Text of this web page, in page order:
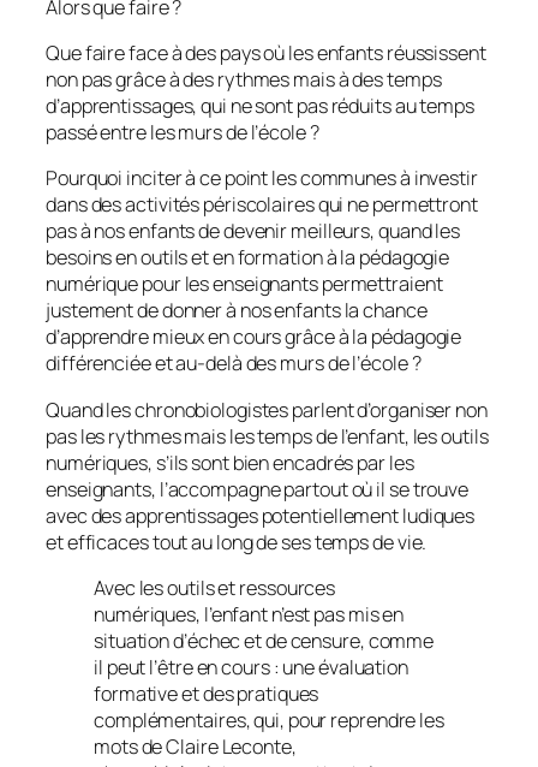
Alors que faire ?
Que faire face à des pays où les enfants réussissent
non pas grâce à des rythmes mais à des temps
d’apprentissages, qui ne sont pas réduits au temps
passé entre les murs de l’école ?
Pourquoi inciter à ce point les communes à investir
dans des activités périscolaires qui ne permettront
pas à nos enfants de devenir meilleurs, quand les
besoins en outils et en formation à la pédagogie
numérique pour les enseignants permettraient
justement de donner à nos enfants la chance
d’apprendre mieux en cours grâce à la pédagogie
différenciée et au-delà des murs de l’école ?
Quand les chronobiologistes parlent d’organiser non
pas les rythmes mais les temps de l’enfant, les outils
numériques, s’ils sont bien encadrés par les
enseignants, l’accompagne partout où il se trouve
avec des apprentissages potentiellement ludiques
et efficaces tout au long de ses temps de vie.
Avec les outils et ressources
numériques, l’enfant n’est pas mis en
situation d’échec et de censure, comme
il peut l’être en cours : une évaluation
formative et des pratiques
complémentaires, qui, pour reprendre les
mots de Claire Leconte,